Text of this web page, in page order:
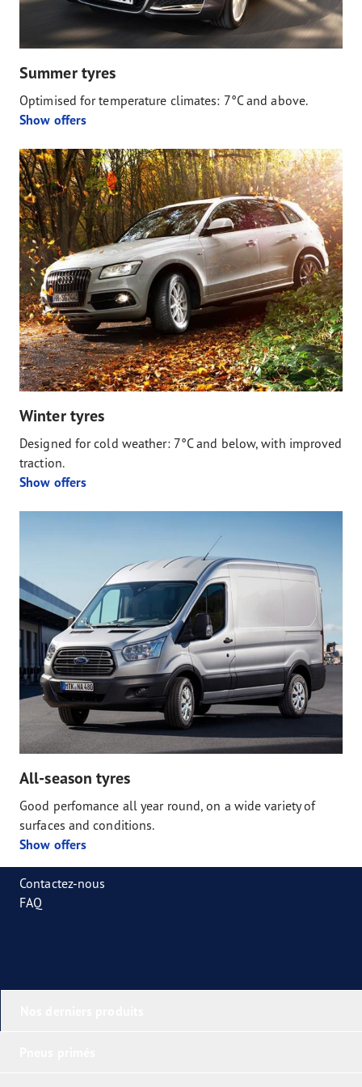
Summer tyres
Optimised for temperature climates: 7°C and above.
Show offers
Winter tyres
Designed for cold weather: 7°C and below, with improved
traction.
Show offers
All-season tyres
Good perfomance all year round, on a wide variety of
surfaces and conditions.
Show offers
Contactez-nous
FAQ